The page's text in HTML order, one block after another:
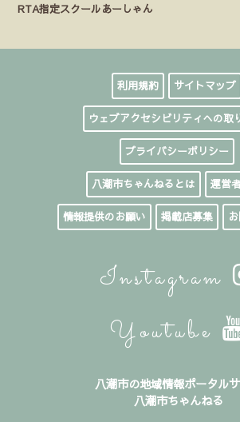
RTA指定スクールあーしゃん
利用規約 サイトマップ
ウェブアクセシビリティへの取
プライバシーポリシー
八潮市ちゃんねるとは 運営
情報提供のお願い 掲載店募集
Instagram
Youtube
八潮市の地域情報ポータル
八潮市ちゃんねる